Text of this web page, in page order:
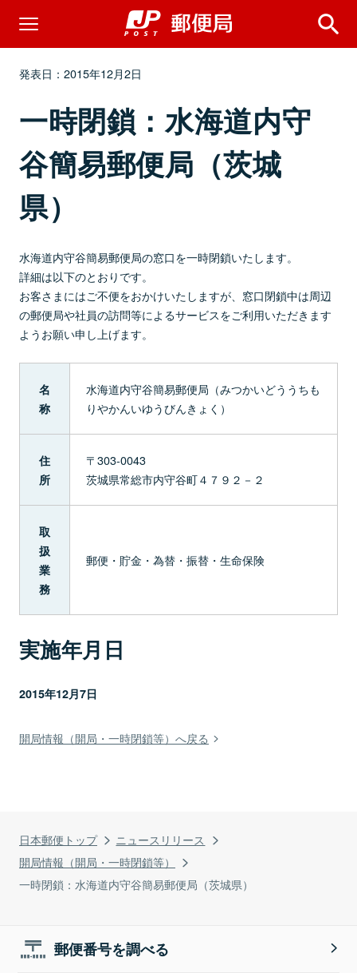
日本郵便トップ
ニュースリリース
開局情報（開局・一時閉鎖等）
一時閉鎖：水海道内守谷簡易郵便局（茨城県）
発表日：2015年12月2日
一時閉鎖：水海道内守
谷簡易郵便局（茨城
県）
水海道内守谷簡易郵便局の窓口を一時閉鎖いたします。
詳細は以下のとおりです。
お客さまにはご不便をおかけいたしますが、窓口閉鎖中は周辺
の郵便局や社員の訪問等によるサービスをご利用いただきます
ようお願い申し上げます。
名
称
水海道内守谷簡易郵便局（みつかいどううちも
りやかんいゆうびんきょく）
住
所
〒303-0043
茨城県常総市内守谷町４７９２－２
取
扱
業
務
郵便・貯金・為替・振替・生命保険
実施年月日
2015年12月7日
開局情報（開局・一時閉鎖等）へ戻る
郵便番号を調べる